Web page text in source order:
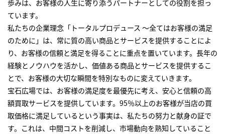
歩みは、お客様の人生に寄り添うパートナーとしての役割を担っ
ています。
私たちの企業理念「トータルプロデュース ～全てはお客様の満足
のために」は、常に質の高い商品とサービスを提供することによ
り、お客様の信頼と満足を得ることに重点を置いています。長年の
経験とノウハウを活かし、価値ある商品とサービスを提供するこ
とで、お客様の大切な瞬間を特別なものに変えていきます。
宝石広場では、お客様の満足度を最優先に考え、安心と信頼の高
額買取サービスを提供しています。95％以上のお客様が当店の買
取価格に満足しているという事実は、私たちの努力と献身の証で
す。これは、中間コストを削減し、市場動向を熟知していること